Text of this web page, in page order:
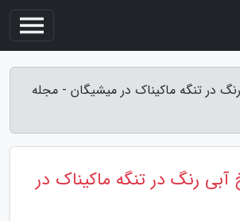
در تنگه ماکیناک در میشیگان - مجله
رنگ در تنگه ماکیناک در